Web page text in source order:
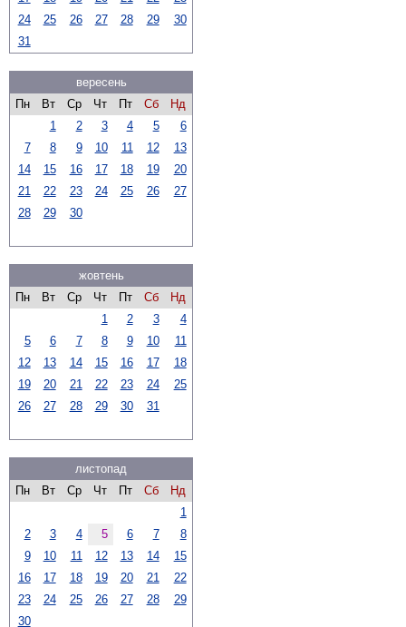
24
25 26 27 28 29
30
31
вересень
Пн
Вт Ср Чт Пт Сб
Нд
1
2 3 4 5
6
7
8 9 10 11 12
13
14
15 16 17 18 19
20
21
22 23 24 25 26
27
28
29 30
жовтень
Пн
Вт Ср Чт Пт Сб
Нд
1
2 3
4
5
6 7 8 9 10
11
12
13 14 15 16 17
18
19
20 21 22 23 24
25
26
27 28 29 30 31
листопад
Пн
Вт Ср Чт Пт Сб
Нд
1
2
3 4 5 6 7
8
9
10 11 12 13 14
15
16
17 18 19 20 21
22
23
24 25 26 27 28
29
30